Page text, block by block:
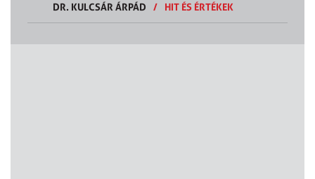
DR. KULCSÁR ÁRPÁD
/ HIT ÉS ÉRTÉKEK